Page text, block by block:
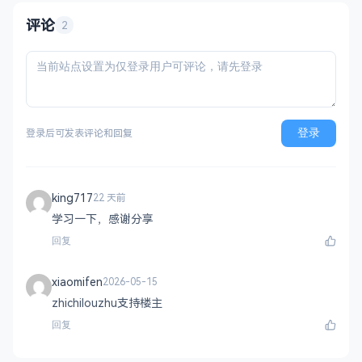
评论 2
登录后可发表评论和回复 登录
king71722 天前
学习一下，感谢分享
回复
xiaomifen2026-05-15
zhichilouzhu支持楼主
回复